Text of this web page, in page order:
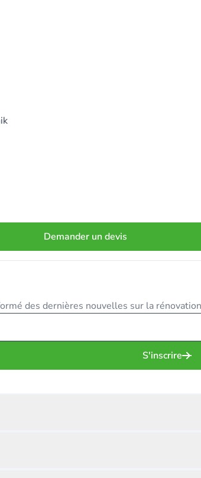
Demander un devis
des dernières nouvelles sur la
S'inscrire